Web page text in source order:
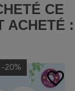
CE
ACHETÉ :
favorite_border
-20%